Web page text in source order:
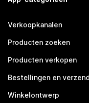
Verkoopkanalen
Producten zoeken
Producten verkopen
Bestellingen en
Winkelontwerp